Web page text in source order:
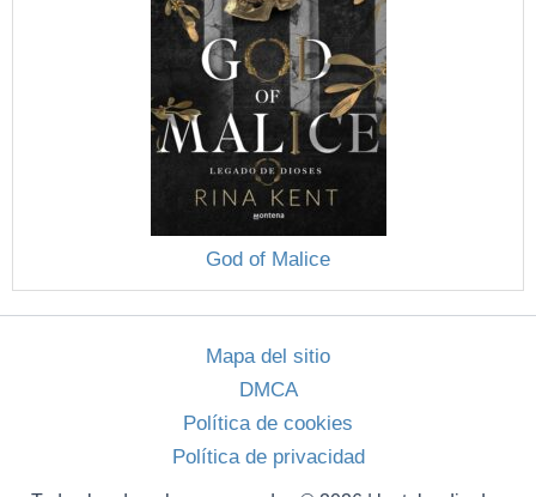
God of Malice
Mapa del sitio
DMCA
Política de cookies
Política de privacidad